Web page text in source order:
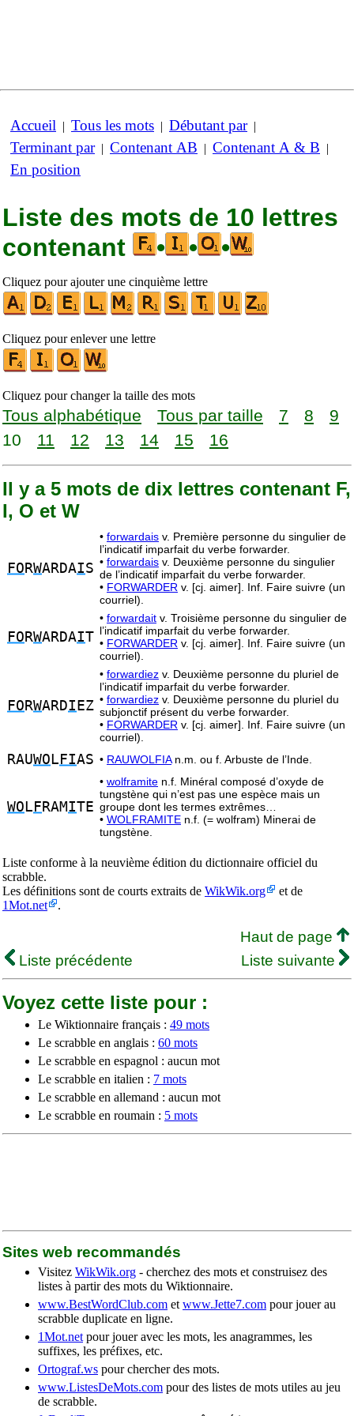
Accueil | Tous les mots | Débutant par|
Terminant par| Contenant AB | Contenant A & B |
En position
Liste des mots de 10 lettres
contenant
• • •
Cliquez pour ajouter une cinquième lettre
Cliquez pour enlever une lettre
Cliquez pour changer la taille des mots
Tous alphabétique Tous par taille 7 8
9
10
11 12 13 14 15 16
Il y a 5 mots de dix lettres contenant F,
I, O et W
FO RWARDAIS
• forwardais v. Première personne du singulier de
l’indicatif imparfait du verbe forwarder.
• forwardais v. Deuxième personne du singulier
de l’indicatif imparfait du verbe forwarder.
• FORWARDER v. [cj. aimer]. Inf. Faire suivre (un
courriel).
FO RWARDAIT
• forwardait v. Troisième personne du singulier de
l’indicatif imparfait du verbe forwarder.
• FORWARDER v. [cj. aimer]. Inf. Faire suivre (un
courriel).
FO RWARDI EZ
• forwardiez v. Deuxième personne du pluriel de
l’indicatif imparfait du verbe forwarder.
• forwardiez v. Deuxième personne du pluriel du
subjonctif présent du verbe forwarder.
• FORWARDER v. [cj. aimer]. Inf. Faire suivre (un
courriel).
RAUWO L FIAS • RAUWOLFIAn.m. ou f. Arbuste de l’Inde.
WO L F RAMITE
• wolframite n.f. Minéral composé d’oxyde de
tungstène qui n’est pas une espèce mais un
groupe dont les termes extrêmes…
• WOLFRAMITE n.f. (= wolfram) Minerai de
tungstène.
Liste conforme à la neuvième édition du dictionnaire officiel du
scrabble.
Les définitions sont de courts extraits de WikWik.org
et de
1Mot.net
.
Haut de page
Liste précédente
Liste suivante
Voyez cette liste pour :
Le Wiktionnaire français : 49 mots
Le scrabble en anglais : 60 mots
Le scrabble en espagnol : aucun mot
Le scrabble en italien : 7 mots
Le scrabble en allemand : aucun mot
Le scrabble en roumain : 5 mots
Sites web recommandés
Visitez WikWik.org - cherchez des mots et construisez des
listes à partir des mots du Wiktionnaire.
www.BestWordClub.com et www.Jette7.com pour jouer au
scrabble duplicate en ligne.
1Mot.net pour jouer avec les mots, les anagrammes, les
suffixes, les préfixes, etc.
Ortograf.ws pour chercher des mots.
www.ListesDeMots.com pour des listes de mots utiles au jeu
de scrabble.